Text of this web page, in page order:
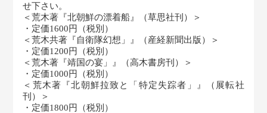
せ下さい。
＜荒木著『北朝鮮の漂着船』（草思社刊）＞
・定価1600円（税別）
＜荒木共著『自衛隊幻想」』（産経新聞出版）＞
・定価1200円（税別）
＜荒木著『靖国の宴」』（高木書房刊）＞
・定価1000円（税別）
＜荒木著『北朝鮮拉致と「特定失踪者」』（展転社
刊）＞
・定価1800円（税別）